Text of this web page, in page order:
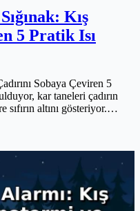
Kış
5 Pratik Isı
Sobaya Çeviren 5
kar taneleri çadırın
altını gösteriyor.